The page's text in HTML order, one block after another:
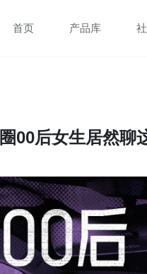
首页 产品库
00后女生居然聊